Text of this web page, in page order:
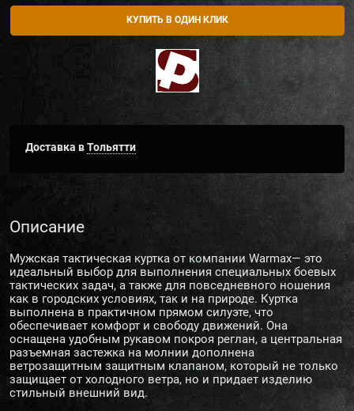
КУПИТЬ В ОДИН КЛИК
Доставка вТольятти
Описание
Мужская тактическая куртка от компании Warmax— это
идеальный выбор для выполнения специальных боевых
тактических задач, а также для повседневного ношения
как в городских условиях, так и на природе. Куртка
выполнена в практичном прямом силуэте, что
обеспечивает комфорт и свободу движений. Она
оснащена удобным рукавом покроя реглан, а центральная
разъемная застежка на молнии дополнена
ветрозащитным защитным клапаном, который не только
защищает от холодного ветра, но и придает изделию
стильный внешний вид.